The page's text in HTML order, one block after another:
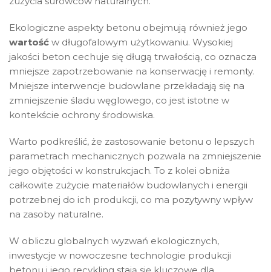
Ekologiczne aspekty betonu obejmują również jego
wartość w długofalowym użytkowaniu. Wysokiej
jakości beton cechuje się długą trwałością, co oznacza
mniejsze zapotrzebowanie na konserwację i remonty.
Mniejsze interwencje budowlane przekładają się na
zmniejszenie śladu węglowego, co jest istotne w
kontekście ochrony środowiska.
Warto podkreślić, że zastosowanie betonu o lepszych
parametrach mechanicznych pozwala na zmniejszenie
jego objętości w konstrukcjach. To z kolei obniża
całkowite zużycie materiałów budowlanych i energii
potrzebnej do ich produkcji, co ma pozytywny wpływ
na zasoby naturalne.
W obliczu globalnych wyzwań ekologicznych,
inwestycje w nowoczesne technologie produkcji